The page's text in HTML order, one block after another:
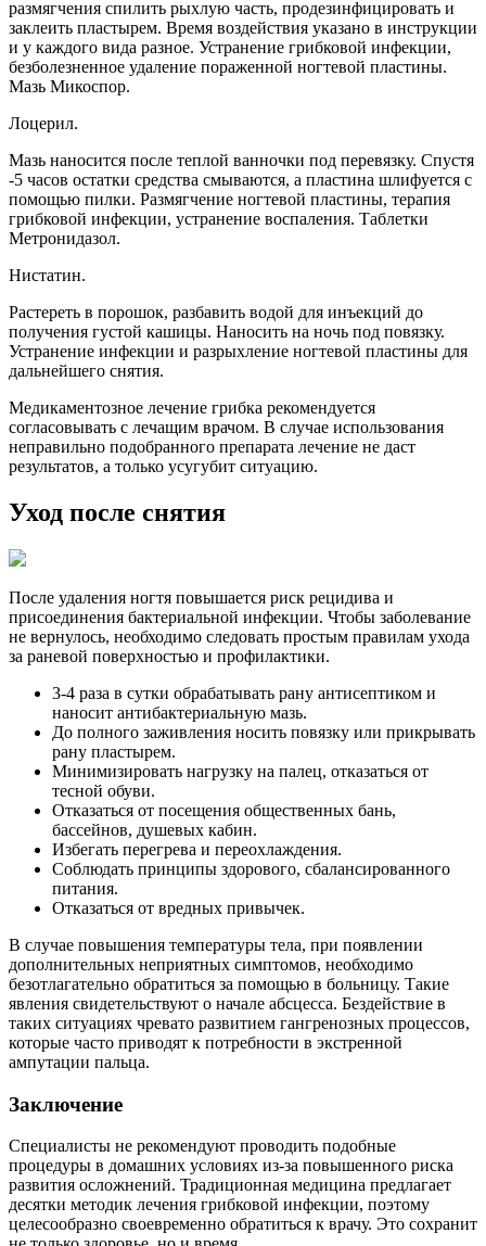
размягчения спилить рыхлую часть, продезинфицировать и
заклеить пластырем. Время воздействия указано в инструкции
и у каждого вида разное. Устранение грибковой инфекции,
безболезненное удаление пораженной ногтевой пластины.
Мазь Микоспор.
Лоцерил.
Мазь наносится после теплой ванночки под перевязку. Спустя
-5 часов остатки средства смываются, а пластина шлифуется с
помощью пилки. Размягчение ногтевой пластины, терапия
грибковой инфекции, устранение воспаления. Таблетки
Метронидазол.
Нистатин.
Растереть в порошок, разбавить водой для инъекций до
получения густой кашицы. Наносить на ночь под повязку.
Устранение инфекции и разрыхление ногтевой пластины для
дальнейшего снятия.
Медикаментозное лечение грибка рекомендуется
согласовывать с лечащим врачом. В случае использования
неправильно подобранного препарата лечение не даст
результатов, а только усугубит ситуацию.
Уход после снятия
После удаления ногтя повышается риск рецидива и
присоединения бактериальной инфекции. Чтобы заболевание
не вернулось, необходимо следовать простым правилам ухода
за раневой поверхностью и профилактики.
3-4 раза в сутки обрабатывать рану антисептиком и
наносит антибактериальную мазь.
До полного заживления носить повязку или прикрывать
рану пластырем.
Минимизировать нагрузку на палец, отказаться от
тесной обуви.
Отказаться от посещения общественных бань,
бассейнов, душевых кабин.
Избегать перегрева и переохлаждения.
Соблюдать принципы здорового, сбалансированного
питания.
Отказаться от вредных привычек.
В случае повышения температуры тела, при появлении
дополнительных неприятных симптомов, необходимо
безотлагательно обратиться за помощью в больницу. Такие
явления свидетельствуют о начале абсцесса. Бездействие в
таких ситуациях чревато развитием гангренозных процессов,
которые часто приводят к потребности в экстренной
ампутации пальца.
Заключение
Специалисты не рекомендуют проводить подобные
процедуры в домашних условиях из-за повышенного риска
развития осложнений. Традиционная медицина предлагает
десятки методик лечения грибковой инфекции, поэтому
целесообразно своевременно обратиться к врачу. Это сохранит